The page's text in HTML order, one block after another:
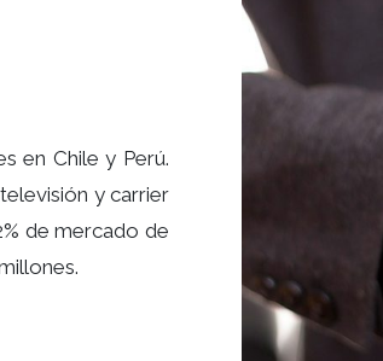
en Chile y Perú.
y carrier
de mercado de